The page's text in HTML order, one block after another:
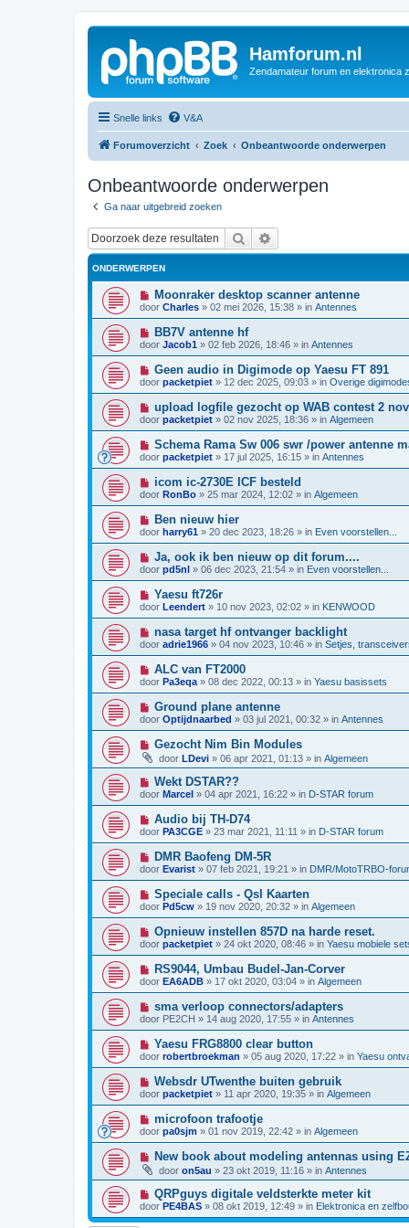
Hamforum.nl
Zendamateur forum en elektronica
Snelle links V&A
Forumoverzicht Zoek Onbeantwoorde onderwerpen
Onbeantwoorde onderwerpen
Ga naar uitgebreid zoeken
Zoek
ONDERWERPEN
N
i
e
u
w
b
e
i
c
Moonraker desktop scanner antenne
door Charles » 02 mei 2026, 15:38 » in Antennes
N
i
e
w
b
e
i
c
h
BB7V antenne hf
door Jacob1 » 02 feb 2026, 18:46 » in Antennes
N
i
e
w
b
e
i
c
h
Geen audio in Digimode op Yaesu FT 891
door packetpiet » 12 dec 2025, 09:03 » in Overige
N
i
e
u
w
b
e
i
c
h
upload logfile gezocht op WAB contest 2
door packetpiet » 02 nov 2025, 18:36 » in Algemeen
N
i
e
u
w
b
e
i
c
Schema Rama Sw 006 swr /power antenne
door packetpiet » 17 jul 2025, 16:15 » in Antennes
N
i
e
u
w
b
e
i
c
h
icom ic-2730E ICF besteld
door RonBo » 25 mar 2024, 12:02 » in Algemeen
N
i
e
w
b
e
i
c
Ben nieuw hier
door harry61 » 20 dec 2023, 18:26 » in Even voorstellen...
N
i
e
u
w
b
e
i
c
Ja, ook ik ben nieuw op dit forum....
door pd5nl » 06 dec 2023, 21:54 » in Even voorstellen...
N
i
e
w
b
e
i
c
h
Yaesu ft726r
door Leendert » 10 nov 2023, 02:02 » in KENWOOD
N
i
e
w
b
e
i
c
h
nasa target hf ontvanger backlight
door adrie1966 » 04 nov 2023, 10:46 » in Setjes,
N
i
e
w
b
e
i
c
h
ALC van FT2000
door Pa3eqa » 08 dec 2022, 00:13 » in Yaesu basissets
N
i
e
w
b
e
i
c
Ground plane antenne
door Optijdnaarbed » 03 jul 2021, 00:32 » in Antennes
N
e
u
w
b
e
i
c
h
Gezocht Nim Bin Modules
door LDevi » 06 apr 2021, 01:13 » in Algemeen
N
i
e
w
b
e
i
c
h
Wekt DSTAR??
door Marcel » 04 apr 2021, 16:22 » in D-STAR forum
N
i
e
u
w
b
e
i
c
h
Audio bij TH-D74
door PA3CGE » 23 mar 2021, 11:11 » in D-STAR forum
N
i
e
u
w
b
e
i
c
h
DMR Baofeng DM-5R
door Evarist » 07 feb 2021, 19:21 » in DMR/MotoTRBO-
N
i
e
w
b
e
i
c
Speciale calls - Qsl Kaarten
door Pd5cw » 19 nov 2020, 20:32 » in Algemeen
N
i
e
u
w
b
e
i
c
h
Opnieuw instellen 857D na harde reset.
door packetpiet » 24 okt 2020, 08:46 » in Yaesu mobiele
N
i
e
w
b
e
i
c
h
RS9044, Umbau Budel-Jan-Corver
door EA6ADB » 17 okt 2020, 03:04 » in Algemeen
N
i
e
u
w
b
e
i
c
sma verloop connectors/adapters
door PE2CH » 14 aug 2020, 17:55 » in Antennes
N
i
e
u
w
b
e
i
c
h
Yaesu FRG8800 clear button
door robertbroekman » 05 aug 2020, 17:22 » in Yaesu
N
i
e
w
b
e
i
c
h
Websdr UTwenthe buiten gebruik
door packetpiet » 11 apr 2020, 19:35 » in Algemeen
N
i
e
u
w
b
e
i
c
microfoon trafootje
door pa0sjm » 01 nov 2019, 22:42 » in Algemeen
N
e
w
b
e
New book about modeling antennas using
door on5au » 23 okt 2019, 11:16 » in Antennes
N
i
e
u
QRPguys digitale veldsterkte meter kit
door PE4BAS » 08 okt 2019, 12:49 » in Elektronica en